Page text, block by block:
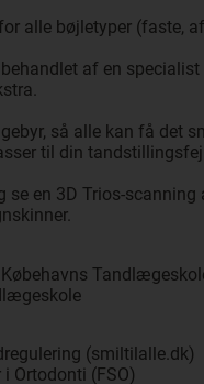
alle bøjletyper (faste,
af en
så alle kan få det
til din
se en 3D Trios-
(smiltilalle.dk)
Ortodonti (FSO)